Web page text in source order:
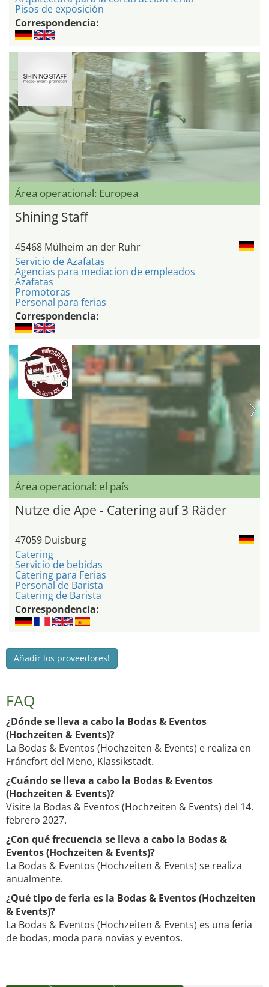
Pisos de exposición
Correspondencia:
Área operacional: Europea
Shining Staff
45468 Mülheim an der Ruhr
Servicio de Azafatas
Agencias para mediacion de empleados
Azafatas
Promotoras
Personal para ferias
Correspondencia:
Área operacional: el país
Nutze die Ape - Catering auf 3 Räder
47059 Duisburg
Catering
Servicio de bebidas
Catering para Ferias
Personal de Barista
Catering de Barista
Correspondencia:
Añadir los proveedores!
FAQ
¿Dónde se lleva a cabo la Bodas & Eventos
(Hochzeiten & Events)?
La Bodas & Eventos (Hochzeiten & Events) e realiza en
Fráncfort del Meno, Klassikstadt.
¿Cuándo se lleva a cabo la Bodas & Eventos
(Hochzeiten & Events)?
Visite la Bodas & Eventos (Hochzeiten & Events) del 14.
febrero 2027.
¿Con qué frecuencia se lleva a cabo la Bodas &
Eventos (Hochzeiten & Events)?
La Bodas & Eventos (Hochzeiten & Events) se realiza
anualmente.
¿Qué tipo de feria es la Bodas & Eventos (Hochzeiten
& Events)?
La Bodas & Eventos (Hochzeiten & Events) es una feria
de bodas, moda para novias y eventos.